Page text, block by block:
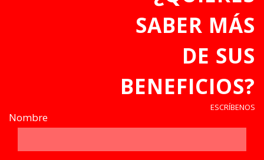
SABER MÁS
DE SUS
BENEFICIOS?
ESCRÍBENOS
Nombre